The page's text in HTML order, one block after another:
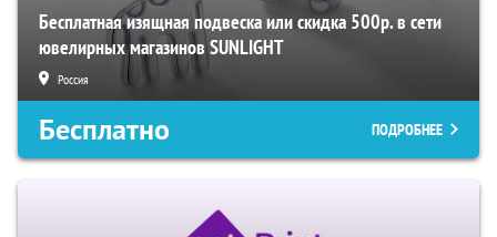
Бесплатная изящная подвеска или скидка 500р. в сети
ювелирных магазинов SUNLIGHT
Россия
Бесплатно ПОДРОБНЕЕ